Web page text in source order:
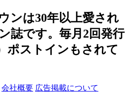
ンは30年以上愛され
誌です。毎月2回発行
ポストインもされて
会社概要 広告掲載について